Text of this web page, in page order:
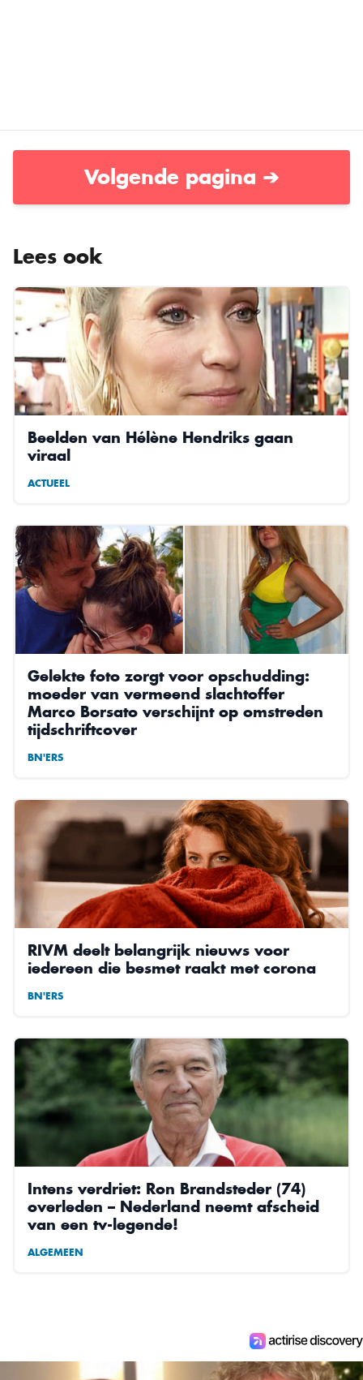
Volgende pagina ➔
Lees ook
Beelden van Hélène Hendriks gaan
viraal
ACTUEEL
Gelekte foto zorgt voor opschudding:
moeder van vermeend slachtoffer
Marco Borsato verschijnt op omstreden
tijdschriftcover
BN'ERS
RIVM deelt belangrijk nieuws voor
iedereen die besmet raakt met corona
BN'ERS
Intens verdriet: Ron Brandsteder (74)
overleden – Nederland neemt afscheid
van een tv-legende!
ALGEMEEN